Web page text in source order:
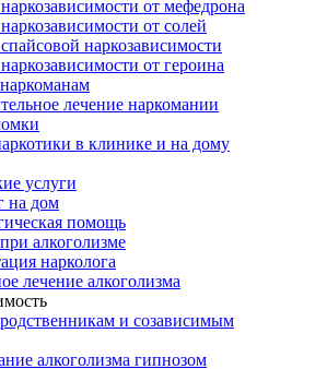
от мефедрона
от солей
наркозависимости
от героина
лечение наркомании
в клинике и на дому
услуги
на дом
помощь
алкоголизме
нарколога
лечение алкоголизма
и созависимым
алкоголизма гипнозом